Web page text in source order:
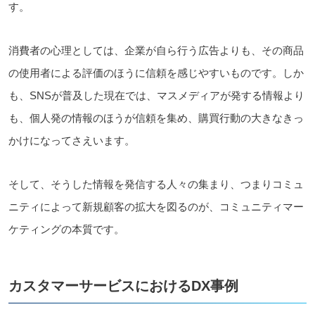
す。
消費者の心理としては、企業が自ら行う広告よりも、その商品
の使用者による評価のほうに信頼を感じやすいものです。しか
も、SNSが普及した現在では、マスメディアが発する情報より
も、個人発の情報のほうが信頼を集め、購買行動の大きなきっ
かけになってさえいます。
そして、そうした情報を発信する人々の集まり、つまりコミュ
ニティによって新規顧客の拡大を図るのが、コミュニティマー
ケティングの本質です。
カスタマーサービスにおけるDX事例